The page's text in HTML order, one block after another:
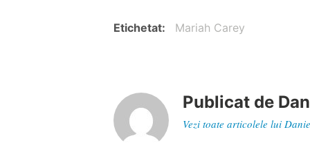
Etichetat Mariah Carey
Publicat de
Vezi toate articolele lui